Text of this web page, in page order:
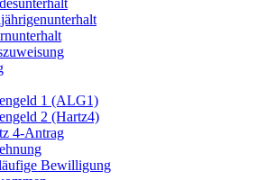
1 (ALG1)
2 (Hartz4)
4-Antrag
Bewilligung